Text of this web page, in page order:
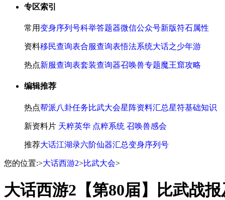
专区索引
常用变身序列号科举答题器微信公众号新版符石属性
资料移民查询表合服查询表悟法系统大话之少年游
热点新服查询表套装查询器召唤兽专题魔王窟攻略
编辑推荐
热点帮派八卦任务比武大会星阵资料汇总星符基础知识
新资料片 天粹英华 点粹系统 召唤兽感会
推荐大话江湖录六阶仙器汇总变身序列号
您的位置:>大话西游2>比武大会>
大话西游2【第80届】比武战